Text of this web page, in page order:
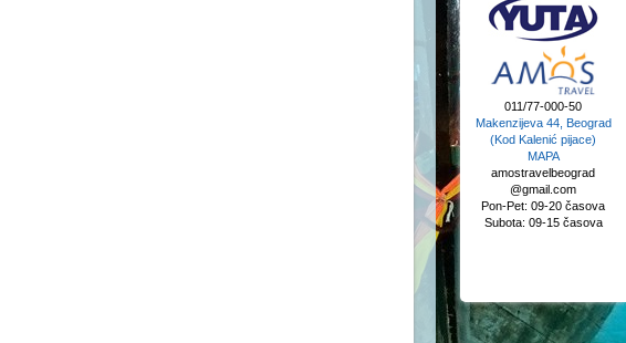
011/77-000-50
Makenzijeva 44, Beograd
(Kod Kalenić pijace)
MAPA
amostravelbeograd
@gmail.com
Pon-Pet: 09-20 časova
Subota: 09-15 časova